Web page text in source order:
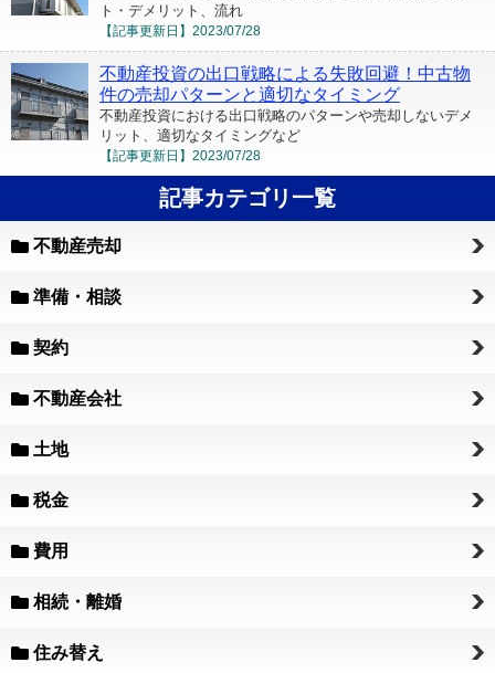
ト・デメリット、流れ
【記事更新日】 2023/07/28
不動産投資の出口戦略による失敗回避！中古物
件の売却パターンと適切なタイミング
不動産投資における出口戦略のパターンや売却しないデメ
リット、適切なタイミングなど
【記事更新日】 2023/07/28
記事カテゴリ一覧
不動産売却
準備・相談
契約
不動産会社
土地
税金
費用
相続・離婚
住み替え